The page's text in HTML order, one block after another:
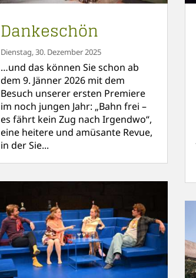
Dankeschön
Dienstag, 30. Dezember 2025
…und das können Sie schon ab
dem 9. Jänner 2026 mit dem
Besuch unserer ersten Premiere
im noch jungen Jahr: „Bahn frei –
es fährt kein Zug nach Irgendwo“,
eine heitere und amüsante Revue,
in der Sie...